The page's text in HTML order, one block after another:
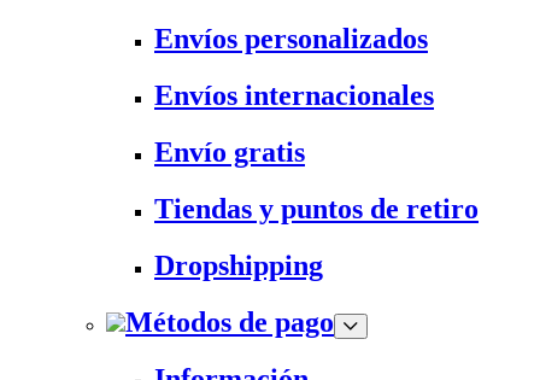
Envíos personalizados
Envíos internacionales
Envío gratis
Tiendas y puntos de retiro
Dropshipping
Métodos de pago